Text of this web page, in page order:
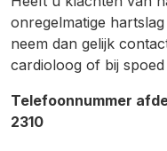
onregelmatige
neem dan gelijk
cardioloog of bij
Telefoonnummer
2310